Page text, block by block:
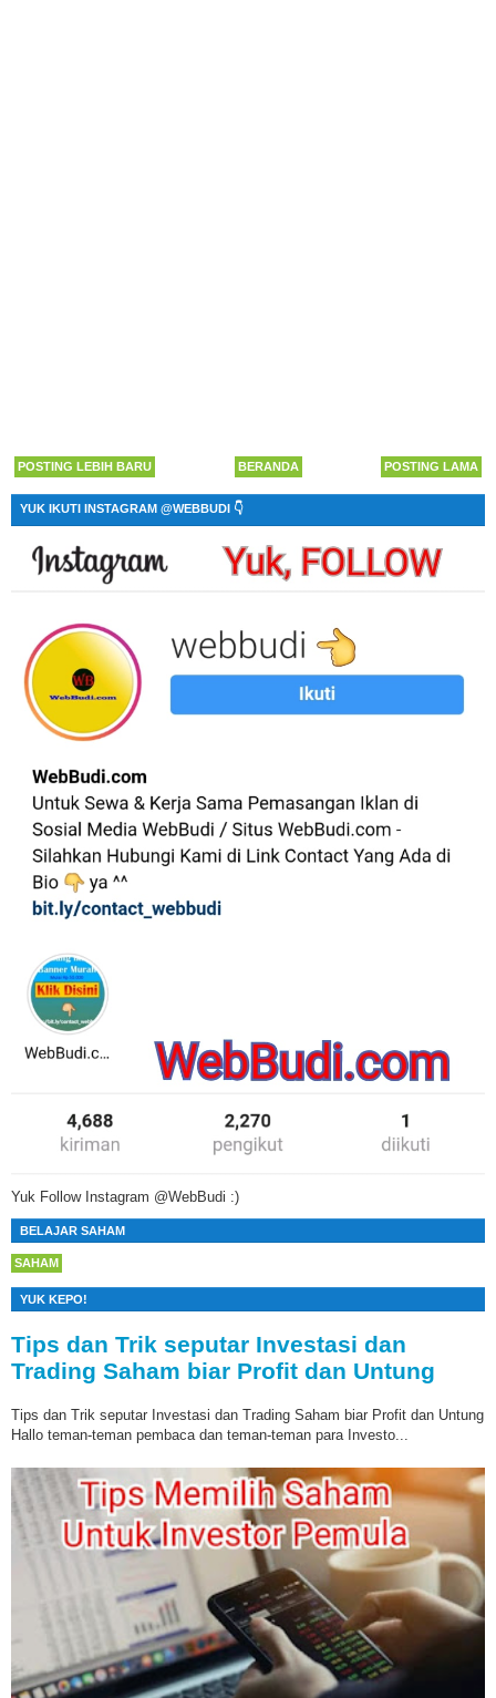
POSTING LEBIH BARU POSTING LAMA
BERANDA
YUK IKUTI INSTAGRAM @WEBBUDI 👇
Yuk Follow Instagram @WebBudi :)
BELAJAR SAHAM
SAHAM
YUK KEPO!
Tips dan Trik seputar Investasi dan
Trading Saham biar Profit dan Untung
Tips dan Trik seputar Investasi dan Trading Saham biar Profit dan Untung
Hallo teman-teman pembaca dan teman-teman para Investo...